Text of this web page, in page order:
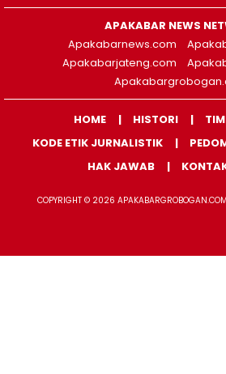
APAKABAR NEWS
Apakabarnews.com
Apakabarjateng.com
HOME HISTORI
KODE ETIK JURNALISTIK
HAK JAWAB
COPYRIGHT © 2026